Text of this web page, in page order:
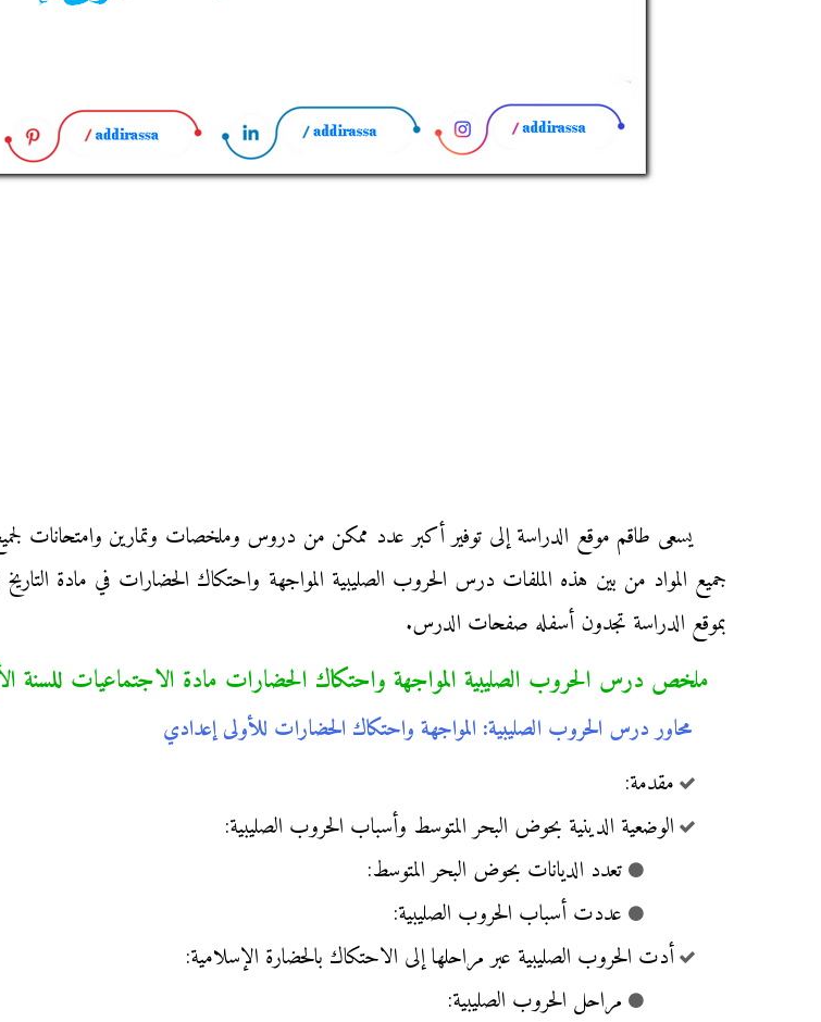
يسعى طاقم موقع الدراسة إلى توفير أكبر عدد ممكن من دروس وملخصات وتمارين وامتحانات لجميع
جميع المواد من بين هذه الملفات درس الحروب الصليبية المواجهة واحتكاك الحضارات في مادة
بموقع الدراسة تجدون أسفله صفحات الدرس.
ملخص درس الحروب الصليبية المواجهة واحتكاك الحضارات مادة الاجتماعيات للسنة
محاور درس الحروب الصليبية: المواجهة واحتكاك الحضارات للأولى إعدادي
مقدمة:
الوضعية الدينية بحوض البحر المتوسط وأسباب الحروب الصليبية:
تعدد الديانات بحوض البحر المتوسط:
عددت أسباب الحروب الصليبية:
أدت الحروب الصليبية عبر مراحلها إلى الاحتكاك بالحضارة الإسلامية:
مراحل الحروب الصليبية: